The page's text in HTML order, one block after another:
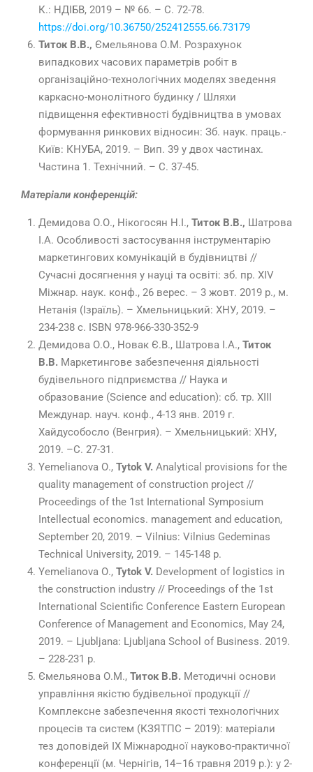
К.: НДІБВ, 2019 – № 66. – С. 72-78.
https://doi.org/10.36750/252412555.66.73179
Титок В.В., Ємельянова О.М. Розрахунок
випадкових часових параметрів робіт в
організаційно-технологічних моделях зведення
каркасно-монолітного будинку / Шляхи
підвищення ефективності будівництва в умовах
формування ринкових відносин: Зб. наук. праць.-
Київ: КНУБА, 2019. – Вип. 39 у двох частинах.
Частина 1. Технічний. – С. 37-45.
Матеріали конференцій:
Демидова О.О., Нікогосян Н.І., Титок В.В., Шатрова
І.А. Особливості застосування інструментарію
маркетингових комунікацій в будівництві //
Сучасні досягнення у науці та освіті: зб. пр. XІV
Міжнар. наук. конф., 26 верес. – 3 жовт. 2019 р., м.
Нетанія (Ізраїль). – Хмельницький: ХНУ, 2019. –
234-238 с. ISBN 978-966-330-352-9
Демидова О.О., Новак Є.В., Шатрова І.А., Титок
В.В. Маркетингове забезпечення діяльності
будівельного підприємства // Наука и
образование (Science and education): сб. тр. XIII
Междунар. науч. конф., 4-13 янв. 2019 г.
Хайдусобосло (Венгрия). – Хмельницький: ХНУ,
2019. –С. 27-31.
Yemelianova О., Tytok V. Analytical provisions for the
quality management of construction project //
Proceedings of the 1st International Symposium
Intellectual economics. management and education,
September 20, 2019. – Vilnius: Vilnius Gedeminas
Technical University, 2019. – 145-148 p.
Yemelianova О., Tytok V. Development of logistics in
the construction industry // Proceedings of the 1st
International Scientific Conference Eastern European
Conference of Management and Economics, May 24,
2019. – Ljubljana: Ljubljana School of Business. 2019.
– 228-231 p.
Ємельянова О.М., Титок В.В. Методичні основи
управління якістю будівельної продукції //
Комплексне забезпечення якості технологічних
процесів та систем (КЗЯТПС – 2019): матеріали
тез доповідей ІХ Міжнародної науково-практичної
конференції (м. Чернігів, 14–16 травня 2019 р.): у 2-